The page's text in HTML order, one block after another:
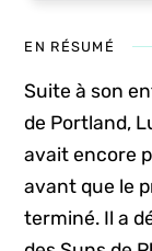
EN RÉSUMÉ
Suite à son
de Portland,
avait encore
avant que le
terminé. Il a